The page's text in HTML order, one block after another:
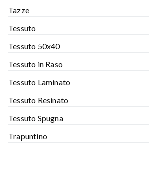
Tazze
Tessuto
Tessuto 50x40
Tessuto in Raso
Tessuto Laminato
Tessuto Resinato
Tessuto Spugna
Trapuntino